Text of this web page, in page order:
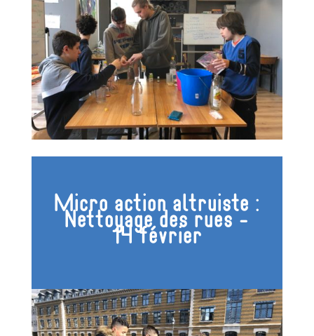
Micro action altruiste :
Nettoyage des rues -
14 février